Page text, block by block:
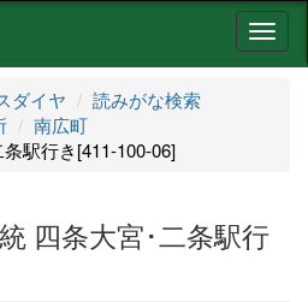
ナ
ビ
ダイヤ
読みがな検索
南広町
駅行き[411-100-06]
四条大宮･二条駅行